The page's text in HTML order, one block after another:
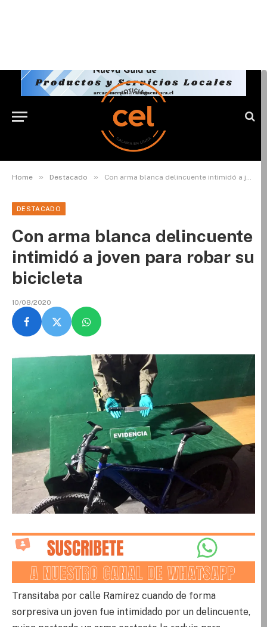
Home » Destacado » Con arma blanca delincuente intimidó a joven para robar su bicicleta
DESTACADO
Con arma blanca delincuente
intimidó a joven para robar su
bicicleta
10/08/2020
Transitaba por calle Ramírez cuando de forma
sorpresiva un joven fue intimidado por un delincuente,